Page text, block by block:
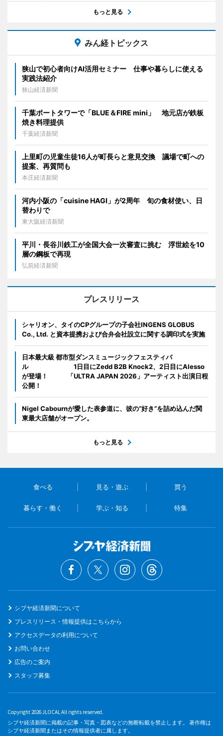
もっと見る
みん経トピックス
狭山で初心者向けAI活用セミナー 仕事や暮らしに使える
実践法紹介
狭山経済新聞
千葉ポートタワーで「BLUE＆FIRE mini」 地元店が鉄板
焼き料理提供
千葉経済新聞
上里町の児童生徒16人が町長らと意見交換 議場で町への
提案、再質問も
本庄経済新聞
河内小阪の「cuisine HAGI」が2周年 旬の食材使い、日
替わりで
東大阪経済新聞
平川・長谷川鉄工が全国大会一次審査に挑む 浮世絵を10
層の鋼板で再現
弘前経済新聞
プレスリリース
シャリオン、タイのCPグループの子会社INGENS GLOBUS
Co., Ltd. と資本提携および合弁会社設立に関する調印式を実施
日本最大級 都市型ダンスミュージックフェスティバ
ル 1日目にZedd B2B Knock2、2日目にAlesso
が登場！ 「ULTRA JAPAN 2026」アーティスト出演日程
公開！
Nigel Cabournが愛した表参道に、彼の“好き”を詰め込んだ関
東最大店舗がオープン。
もっと見る
食べる 見る・遊ぶ 買う
暮らす・働く 学ぶ・知る 特集
シブヤ経済新聞について
プレスリリース・情報提供はこちらから
アクセスデータの利用について
お問い合わせ
広告のご案内
スタッフ募集
Copyright 2026 JLOCAL All rights reserved.
シブヤ経済新聞に掲載の記事・写真・図表などの無断転載を禁止します。 著作権は
シブヤ経済新聞またはその情報提供者に属します。